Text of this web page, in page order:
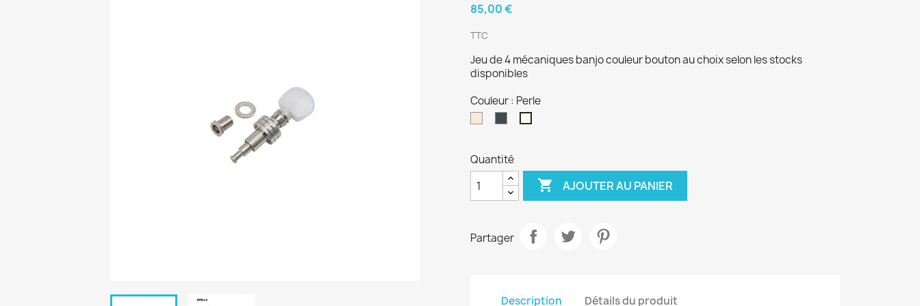
85,00 €
TTC
Jeu de 4 mécaniques banjo couleur bouton au choix selon les stocks
disponibles
Couleur : Perle
Quantité
 AJOUTER AU PANIER
Partager
Description Détails du produit